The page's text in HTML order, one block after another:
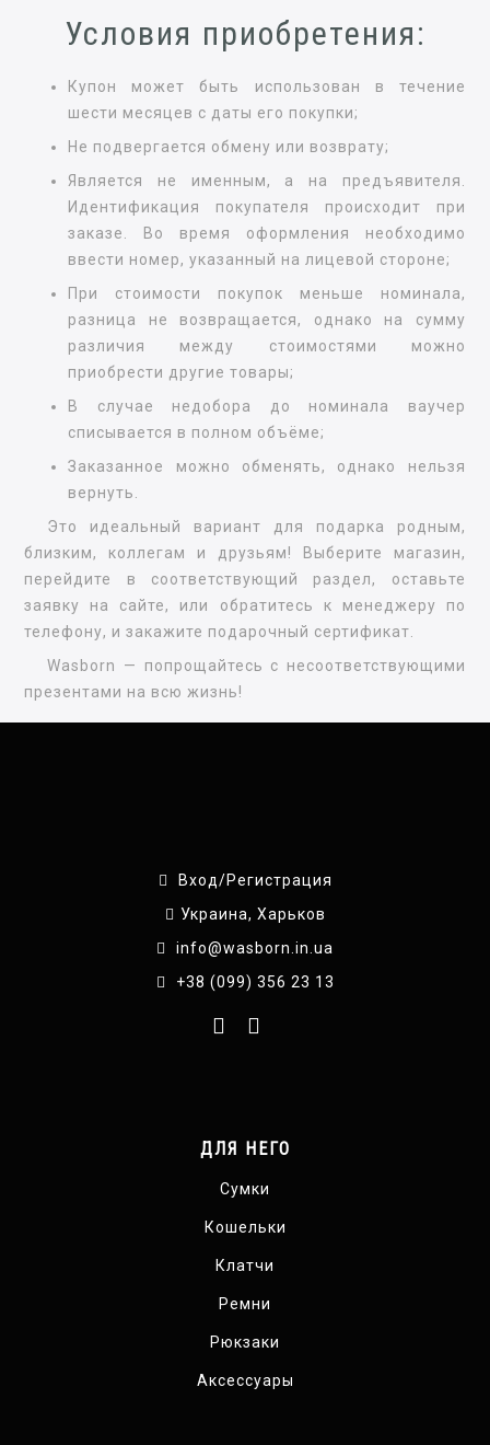
Условия приобретения:
Купон может быть использован в течение
шести месяцев с даты его покупки;
Не подвергается обмену или возврату;
Является не именным, а на предъявителя.
Идентификация покупателя происходит при
заказе. Во время оформления необходимо
ввести номер, указанный на лицевой стороне;
При стоимости покупок меньше номинала,
разница не возвращается, однако на сумму
различия между стоимостями можно
приобрести другие товары;
В случае недобора до номинала ваучер
списывается в полном объёме;
Заказанное можно обменять, однако нельзя
вернуть.
Это идеальный вариант для подарка родным,
близким, коллегам и друзьям! Выберите магазин,
перейдите в соответствующий раздел, оставьте
заявку на сайте, или обратитесь к менеджеру по
телефону, и закажите подарочный сертификат.
Wasborn — попрощайтесь с несоответствующими
презентами на всю жизнь!
Вход/Регистрация
Украина, Харьков
info@wasborn.in.ua
+38 (099) 356 23 13
ДЛЯ НЕГО
Сумки
Кошельки
Клатчи
Ремни
Рюкзаки
Аксессуары